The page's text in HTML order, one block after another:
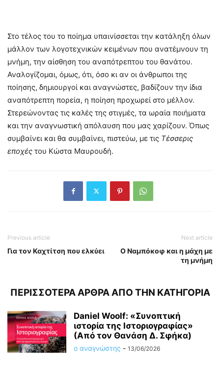
Στο τέλος του το ποίημα υπαινίσσεται την κατάληξη όλων
μάλλον των λογοτεχνικών κειμένων που ανατέμνουν τη
μνήμη, την αίσθηση του αναπότρεπτου του θανάτου.
Αναλογίζομαι, όμως, ότι, όσο κι αν οι άνθρωποι της
ποίησης, δημιουργοί και αναγνώστες, βαδίζουν την ίδια
αναπότρεπτη πορεία, η ποίηση προχωρεί στο μέλλον.
Στερεώνοντας τις καλές της στιγμές, τα ωραία ποιήματα
και την αναγνωστική απόλαυση που μας χαρίζουν. Όπως
συμβαίνει και θα συμβαίνει, πιστεύω, με τις Τέσσερις
εποχές του Κώστα Μαυρουδή.
Previous article
Για τον Καχτίτση που ελκύει
Next article
Ο Ναμπόκοφ και η μάχη με
τη μνήμη
ΠΕΡΙΣΣΟΤΕΡΑ ΑΡΘΡΑ ΑΠΟ ΤΗΝ ΚΑΤΗΓΟΡΙΑ
Daniel Woolf: «Συνοπτική
ιστορία της Ιστοριογραφίας»
(Από τον Θανάση Δ. Σφήκα)
ο αναγνώστης - 13/06/2026